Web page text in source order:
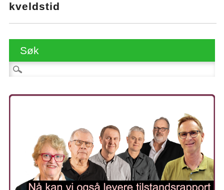
kveldstid
Søk
Søk etter: